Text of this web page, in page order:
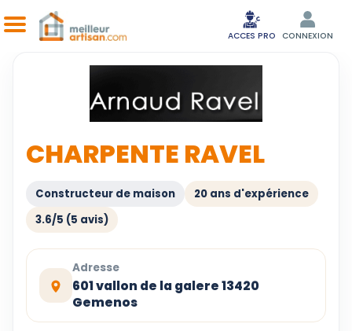
ACCES PRO CONNEXION
CHARPENTE RAVEL
Constructeur de maison
20 ans d'expérience
3.6/5 (5 avis)
Adresse
601 vallon de la galere 13420
Gemenos